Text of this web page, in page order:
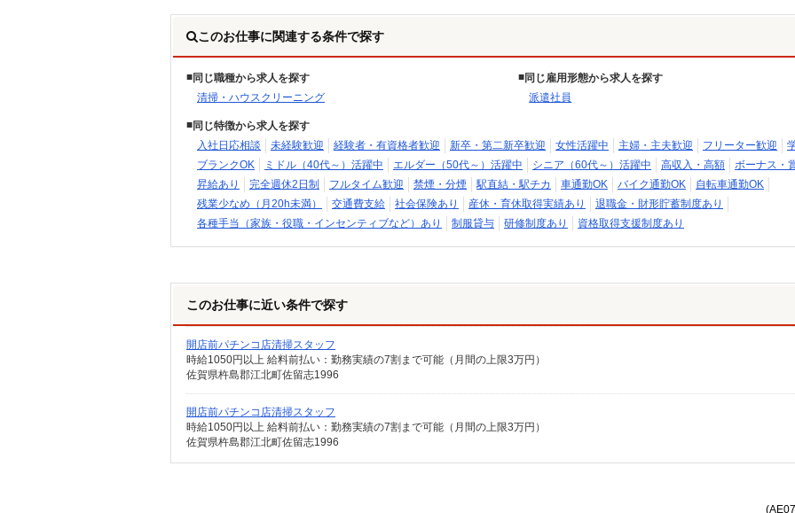
このお仕事に関連する条件で探す
同じ職種から求人を探す
清掃・ハウスクリーニング
同じ雇用形態から求人を探す
派遣社員
同じ特徴から求人を探す
入社日応相談
未経験歓迎 経験者・有資格者歓迎 新卒・第二新卒歓迎 女性活躍中 主婦・主夫歓迎 フリーター歓迎
ブランクOK
ミドル（40代～）活躍中 エルダー（50代～）活躍中 シニア（60代～）活躍中 高収入・高額
ボーナス・
昇給あり
完全週休2日制 フルタイム歓迎 禁煙・分煙 駅直結・駅チカ 車通勤OK バイク通勤OK
自転車通勤OK
残業少なめ（月20h未満）
交通費支給 社会保険あり 産休・育休取得実績あり
退職金・財形貯蓄制度あり
各種手当（家族・役職・インセンティブなど）あり
制服貸与 研修制度あり 資格取得支援制度あり
このお仕事に近い条件で探す
開店前パチンコ店清掃スタッフ
時給1050円以上 給料前払い：勤務実績の7割まで可能（月間の上限3万円）
佐賀県杵島郡江北町佐留志1996
開店前パチンコ店清掃スタッフ
時給1050円以上 給料前払い：勤務実績の7割まで可能（月間の上限3万円）
佐賀県杵島郡江北町佐留志1996